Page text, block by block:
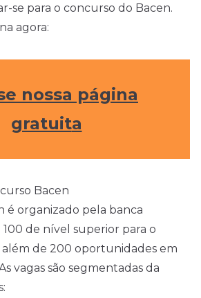
se para o concurso do Bacen.
agora:
nossa página
gratuita
Bacen
é organizado pela banca
de nível superior para o
além de 200 oportunidades em
vagas são segmentadas da